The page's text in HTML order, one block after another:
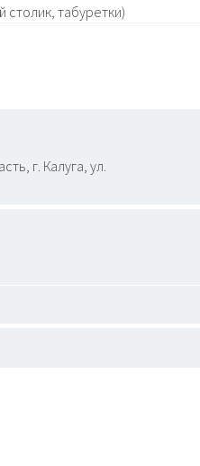
столик, табуретки)
г. Калуга, ул.